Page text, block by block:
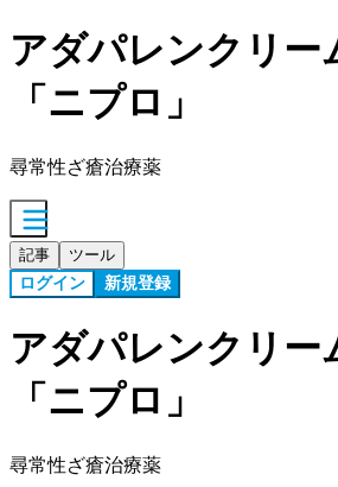
アダパレンクリー
「ニプロ」
尋常性ざ瘡治療薬
記事 ツール
ログイン 新規登録
アダパレンクリー
「ニプロ」
尋常性ざ瘡治療薬